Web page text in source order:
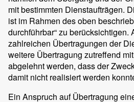
mit bestimmten Dienstaufträgen.
ist im Rahmen des oben
durchführbar“ zu berücksichtigen.
zahlreichen Übertragungen der
weitere Übertragung zutreffend
abgelehnt werden, dass der
damit nicht realisiert werden
Ein Anspruch auf Übertragung